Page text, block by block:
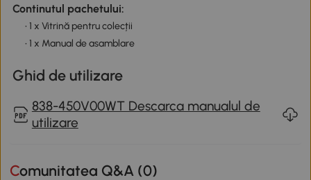
Continutul pachetului:
• 1 x Vitrină pentru colecții
• 1 x Manual de asamblare
Ghid de utilizare
838-450V00WT Descarca manualul de
utilizare
Comunitatea Q&A (0)